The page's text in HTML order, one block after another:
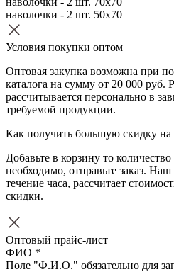
наволочки - 2 шт. 50х70
Условия покупки оптом
Оптовая закупка возможна при
каталога на сумму от 20 000 руб.
рассчитывается персонально в
требуемой продукции.
Как получить большую скидку
Добавьте в корзину то
необходимо, отправьте заказ.
течение часа, рассчитает
скидки.
Оптовый прайс-лист
ФИО *
Поле "Ф.И.О." обязательно для